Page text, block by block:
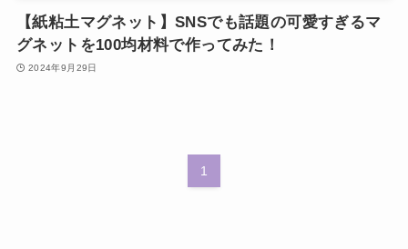
【紙粘土マグネット】SNSでも話題の可愛すぎるマ
グネットを100均材料で作ってみた！
2024年9月29日
1